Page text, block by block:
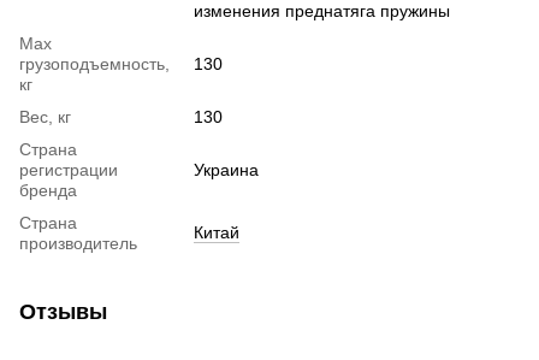
изменения преднатяга пружины
Max
грузоподъемность,
кг
130
Вес, кг
130
Страна
регистрации
бренда
Украина
Страна
производитель
Китай
Отзывы